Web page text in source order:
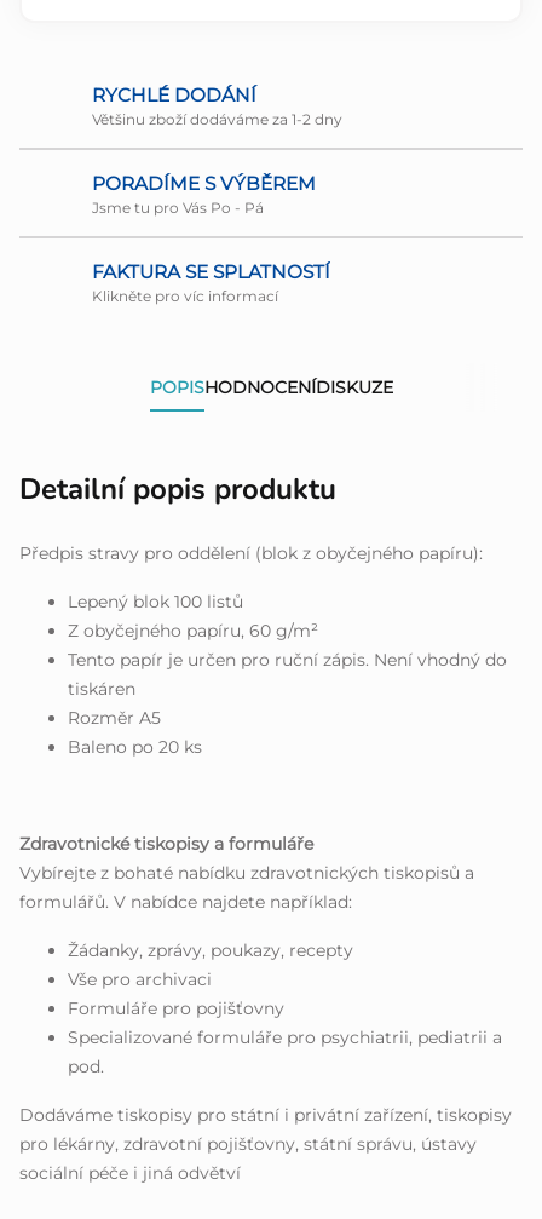
RYCHLÉ DODÁNÍ
Většinu zboží dodáváme za 1-2 dny
PORADÍME S VÝBĚREM
Jsme tu pro Vás Po - Pá
FAKTURA SE SPLATNOSTÍ
Klikněte pro víc informací
POPISHODNOCENÍDISKUZE
Detailní popis produktu
Předpis stravy pro oddělení (blok z obyčejného papíru):
Lepený blok 100 listů
Z obyčejného papíru, 60 g/m²
Tento papír je určen pro ruční zápis. Není vhodný do
tiskáren
Rozměr A5
Baleno po 20 ks
Zdravotnické tiskopisy a formuláře
Vybírejte z bohaté nabídku zdravotnických tiskopisů a
formulářů. V nabídce najdete například:
Žádanky, zprávy, poukazy, recepty
Vše pro archivaci
Formuláře pro pojišťovny
Specializované formuláře pro psychiatrii, pediatrii a
pod.
Dodáváme tiskopisy pro státní i privátní zařízení, tiskopisy
pro lékárny, zdravotní pojišťovny, státní správu, ústavy
sociální péče i jiná odvětví